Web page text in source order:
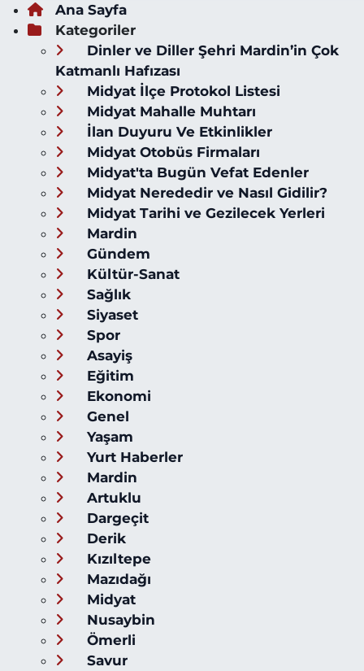
Ana Sayfa
Kategoriler
Dinler ve Diller Şehri Mardin’in Çok
Katmanlı Hafızası
Midyat İlçe Protokol Listesi
Midyat Mahalle Muhtarı
İlan Duyuru Ve Etkinlikler
Midyat Otobüs Firmaları
Midyat'ta Bugün Vefat Edenler
Midyat Nerededir ve Nasıl Gidilir?
Midyat Tarihi ve Gezilecek Yerleri
Mardin
Gündem
Kültür-Sanat
Sağlık
Siyaset
Spor
Asayiş
Eğitim
Ekonomi
Genel
Yaşam
Yurt Haberler
Mardin
Artuklu
Dargeçit
Derik
Kızıltepe
Mazıdağı
Midyat
Nusaybin
Ömerli
Savur